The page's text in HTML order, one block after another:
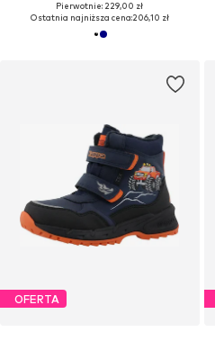
Pierwotnie: 229,00 zł
Ostatnia najniższa cena:206,10 zł
OFERTA